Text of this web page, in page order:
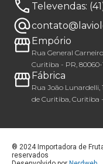
Televendas:
Empório
Rua General
Curitiba - PR, 80060-
Fábrica
Rua João Lunardelli,
de Curitiba, Curitiba
® 2024 Importadora de
reservados